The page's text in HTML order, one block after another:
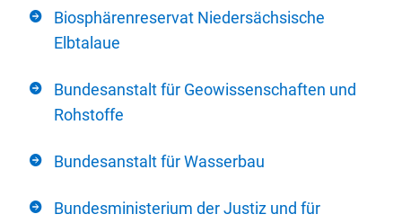
Biosphärenreservat Niedersächsische
Elbtalaue
Bundesanstalt für Geowissenschaften und
Rohstoffe
Bundesanstalt für Wasserbau
Bundesministerium der Justiz und für